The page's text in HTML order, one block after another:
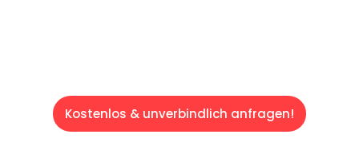
Kostenlos & unverbindlich anfragen!